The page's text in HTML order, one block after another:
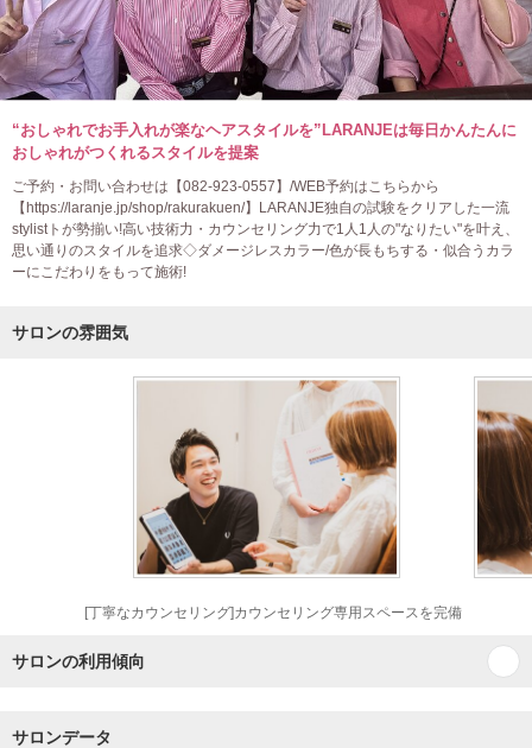
“おしゃれでお手入れが楽なヘアスタイルを”LARANJEは毎日かんたんに
おしゃれがつくれるスタイルを提案
ご予約・お問い合わせは【082-923-0557】/WEB予約はこちらから
【https://laranje.jp/shop/rakurakuen/】LARANJE独自の試験をクリアした一流
stylistトが勢揃い!高い技術力・カウンセリング力で1人1人の"なりたい"を叶え、
思い通りのスタイルを追求◇ダメージレスカラー/色が長もちする・似合うカラ
ーにこだわりをもって施術!
サロンの雰囲気
[丁寧なカウンセリング]カウンセリング専用スペースを完備
サロンの利用傾向
サロンデータ